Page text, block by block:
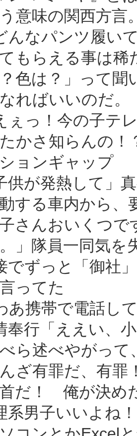
意味の関西方言
んなパンツ履い
もらえる事は稀
色は？」って聞
ればいいのだ。
ぇっ！今の子テ
かさ知らんの！
ョンギャップ
供が発熱して」
する車内から、
子さんおいくつ
」隊員一同気を
でずっと「御社
ってた
あ携帯で電話し
奉行「ええい、
ら述べやがって
ざ有罪だ、有
だ！ 俺が決め
系男子いいよね